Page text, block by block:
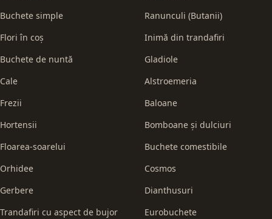
Buchete simple
Flori în coș
Buchete de nuntă
Cale
Frezii
Hortensii
Floarea-soarelui
Orhidee
Gerbere
Trandafiri cu aspect de bujor
Ranunculi (Butanii)
Inimă din trandafiri
Gladiole
Alstroemeria
Baloane
Bomboane și dulciuri
Buchete comestibile
Cosmos
Dianthusuri
Eurobuchete